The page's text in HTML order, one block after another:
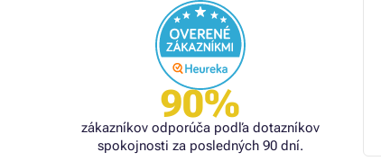
90%
zákazníkov odporúča podľa dotazníkov
spokojnosti za posledných 90 dní.